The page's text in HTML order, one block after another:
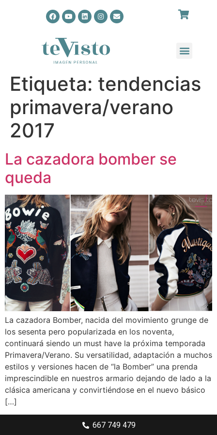
Etiqueta: tendencias
primavera/verano
2017
La cazadora bomber se
queda
La cazadora Bomber, nacida del movimiento grunge de
los sesenta pero popularizada en los noventa,
continuará siendo un must have la próxima temporada
Primavera/Verano. Su versatilidad, adaptación a muchos
estilos y versiones hacen de “la Bomber” una prenda
imprescindible en nuestros armario dejando de lado a la
clásica americana y convirtiéndose en el nuevo básico
[…]
667 749 479